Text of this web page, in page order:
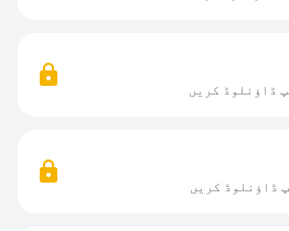
ڈاؤنلوڈ کریں
ڈاؤنلوڈ کریں